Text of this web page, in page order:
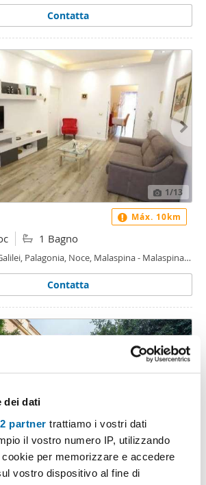
dei dati
partner trattiamo i vostri dati
il vostro numero IP, utilizzando
per memorizzare e accedere
vostro dispositivo al fine di
Contatta
1/13
1 Bagno
Palagonia, Noce, Malaspina - Malaspina,
Contatta
Máx. 10km
1/20